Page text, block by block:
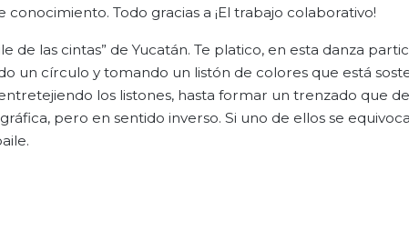
Todo gracias a ¡El trabajo colaborativo!
de las cintas” de Yucatán. Te platico, en esta danza
un círculo y tomando un listón de colores que está
los listones, hasta formar un trenzado que
pero en sentido inverso. Si uno de ellos se